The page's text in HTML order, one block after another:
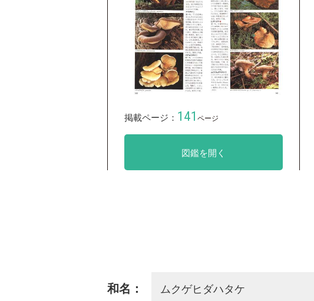
掲載ページ： 141 ページ
図鑑を開く
和名： ムクゲヒダハタケ